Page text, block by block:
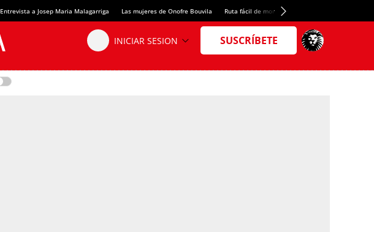
Entrevista a Josep Maria Malagarriga Las mujeres de Onofre Bouvila Ruta fácil de montaña